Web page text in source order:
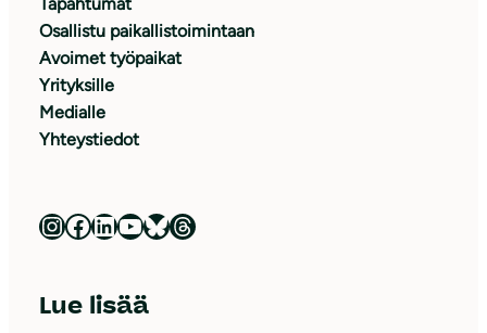
Osallistu paikallistoimintaan
Avoimet työpaikat
Yrityksille
Medialle
Yhteystiedot
Luonnonsuojeluliitto Instagramissa Luonnonsuojeluliitto Facebookissa Luonnonsuojeluliitto LinkedInissä Luonnonsuojeluliiton YouTube-kanava Luonnonsuojeluliitto Blueskyssa Luonnonsuojeluliitto Threadsissa
Lue lisää